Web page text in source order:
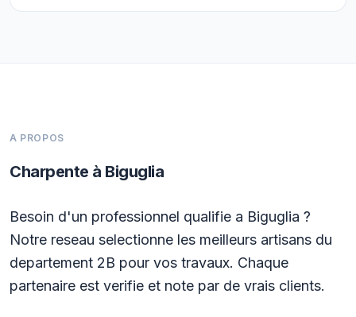
A PROPOS
Charpente à Biguglia
Besoin d'un professionnel qualifie a Biguglia ?
Notre reseau selectionne les meilleurs artisans du
departement 2B pour vos travaux. Chaque
partenaire est verifie et note par de vrais clients.